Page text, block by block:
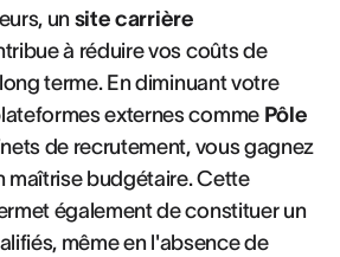
un site carrière
à réduire vos coûts de
terme. En diminuant votre
externes comme Pôle
de recrutement, vous gagnez
maîtrise budgétaire. Cette
également de constituer un
même en l'absence de